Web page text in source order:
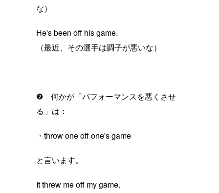
な）
He's been off his game.
（最近、その選手は調子が悪いな）
❷ 何かが「パフォーマンスを悪くさせ
る」は：
・throw one off one's game
と言います。
It threw me off my game.